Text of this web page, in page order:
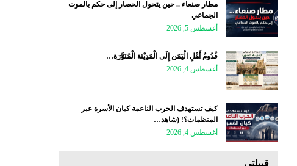
مطار صنعاء .. حين يتحول الحصار إلى حكم بالموت
الجماعي
أغسطس 5, 2026
قُدُومُ أَهْلِ الْيَمَن إِلَى الْمَدِيْنَة الْمُنَوَّرَة…
أغسطس 4, 2026
كيف تستهدف الحرب الناعمة كيان الأسرة عبر
المنظمات؟! (شاهد…
أغسطس 4, 2026
قبيلتي